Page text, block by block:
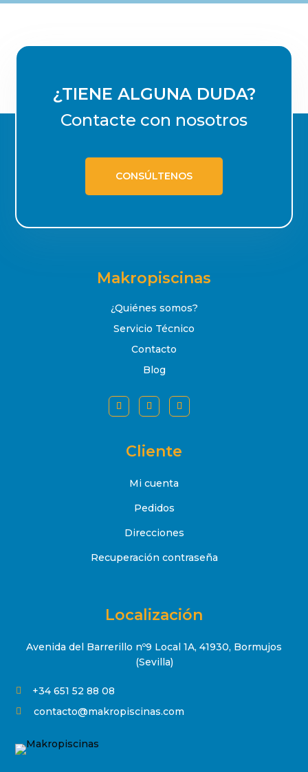
¿TIENE ALGUNA DUDA?
Contacte con nosotros
CONSÚLTENOS
Makropiscinas
¿Quiénes somos?
Servicio Técnico
Contacto
Blog
Cliente
Mi cuenta
Pedidos
Direcciones
Recuperación contraseña
Localización
Avenida del Barrerillo nº9 Local 1A, 41930, Bormujos
(Sevilla)
 +34 651 52 88 08
 contacto@makropiscinas.com